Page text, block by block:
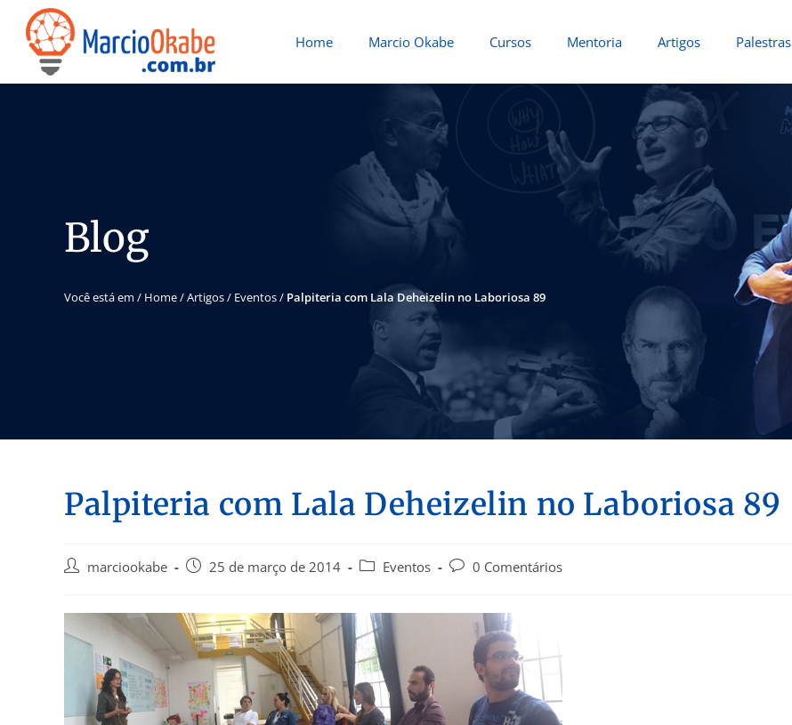
Home Marcio Okabe Cursos Mentoria Artigos Palestras
Blog
Você está em / Home/Artigos/ Eventos/ Palpiteria com Lala Deheizelin no Laboriosa 89
Palpiteria com Lala Deheizelin no Laboriosa 89
marciookabe 25 de março de 2014 Eventos 0 Comentários